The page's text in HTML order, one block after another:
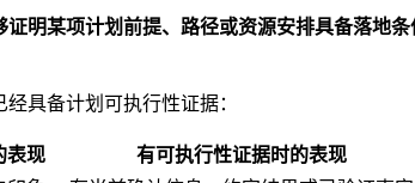
证明某项计划前提、路径或资源安排具备落地
具备计划可执行性证据：
表现
有可执行性证据时的表现